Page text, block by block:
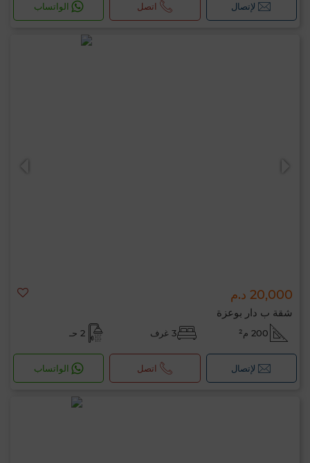
لإتصال اتصل الواتساب
20,000 د.م
شقة ب دار بوعزة
200 م² 3 غرف 2 حـ
لإتصال اتصل الواتساب